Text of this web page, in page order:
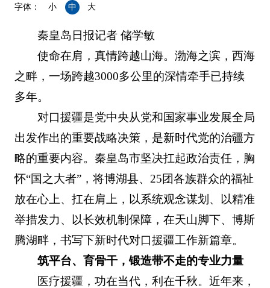
字体： 小 中 大
秦皇岛日报记者 储学敏
使命在肩，真情跨越山海。渤海之滨，西海
之畔，一场跨越3000多公里的深情牵手已持续
多年。
对口援疆是党中央从党和国家事业发展全局
出发作出的重要战略决策，是新时代党的治疆方
略的重要内容。秦皇岛市坚决扛起政治责任，胸
怀“国之大者”，将博湖县、25团各族群众的福祉
放在心上、扛在肩上，以系统观念谋划、以精准
举措发力、以长效机制保障，在天山脚下、博斯
腾湖畔，书写下新时代对口援疆工作新篇章。
筑平台、育骨干，锻造带不走的专业力量
医疗援疆，功在当代，利在千秋。近年来，